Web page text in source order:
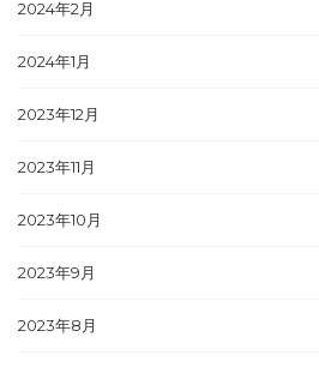
2024年2月
2024年1月
2023年12月
2023年11月
2023年10月
2023年9月
2023年8月